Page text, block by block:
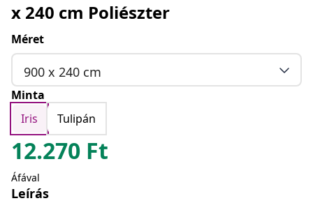
x 240 cm Poliészter
Méret
900 x 240 cm
Minta
Iris
Tulipán
12.270 Ft
Áfával
Leírás